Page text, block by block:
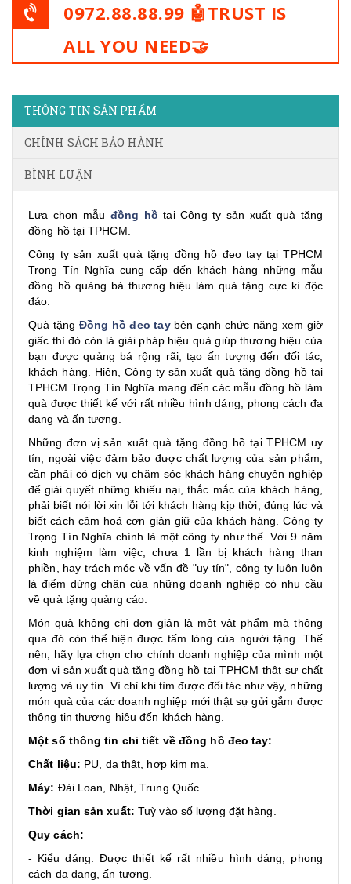
0972.88.88.99 🤖TRUST IS
ALL YOU NEED🤝
THÔNG TIN SẢN PHẨM
CHÍNH SÁCH BẢO HÀNH
BÌNH LUẬN
Lựa chọn mẫu đồng hồ tại Công ty sản xuất quà tặng
đồng hồ tại TPHCM.
Công ty sản xuất quà tặng đồng hồ đeo tay tại TPHCM
Trọng Tín Nghĩa cung cấp đến khách hàng những mẫu
đồng hồ quảng bá thương hiệu làm quà tặng cực kì độc
đáo.
Quà tặng Đồng hồ đeo taybên cạnh chức năng xem giờ
giấc thì đó còn là giải pháp hiệu quả giúp thương hiệu của
bạn được quảng bá rộng rãi, tạo ấn tượng đến đối tác,
khách hàng. Hiện, Công ty sản xuất quà tặng đồng hồ tại
TPHCM Trọng Tín Nghĩa mang đến các mẫu đồng hồ làm
quà được thiết kế với rất nhiều hình dáng, phong cách đa
dạng và ấn tượng.
Những đơn vị sản xuất quà tặng đồng hồ tại TPHCM uy
tín, ngoài việc đảm bảo được chất lượng của sản phẩm,
cần phải có dịch vụ chăm sóc khách hàng chuyên nghiệp
để giải quyết những khiếu nại, thắc mắc của khách hàng,
phải biết nói lời xin lỗi tới khách hàng kịp thời, đúng lúc và
biết cách cảm hoá cơn giận giữ của khách hàng. Công ty
Trọng Tín Nghĩa chính là một công ty như thế. Với 9 năm
kinh nghiệm làm việc, chưa 1 lần bị khách hàng than
phiền, hay trách móc về vấn đề "uy tín", công ty luôn luôn
là điểm dừng chân của những doanh nghiệp có nhu cầu
về quà tặng quảng cáo.
Món quà không chỉ đơn giản là một vật phẩm mà thông
qua đó còn thể hiện được tấm lòng của người tặng. Thế
nên, hãy lựa chọn cho chính doanh nghiệp của mình một
đơn vị sản xuất quà tặng đồng hồ tại TPHCM thật sự chất
lượng và uy tín. Vì chỉ khi tìm được đối tác như vậy, những
món quà của các doanh nghiệp mới thật sự gửi gắm được
thông tin thương hiệu đến khách hàng.
Một số thông tin chi tiết về đồng hồ đeo tay:
Chất liệu: PU, da thật, hợp kim mạ.
Máy: Đài Loan, Nhật, Trung Quốc.
Thời gian sản xuất: Tuỳ vào số lượng đặt hàng.
Quy cách:
- Kiểu dáng: Được thiết kế rất nhiều hình dáng, phong
cách đa dạng, ấn tượng.